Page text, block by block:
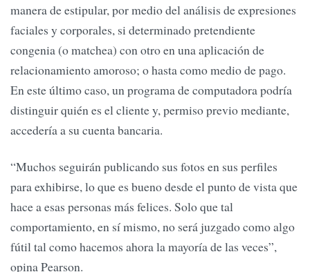
manera de estipular, por medio del análisis de expresiones
faciales y corporales, si determinado pretendiente
congenia (o matchea) con otro en una aplicación de
relacionamiento amoroso; o hasta como medio de pago.
En este último caso, un programa de computadora podría
distinguir quién es el cliente y, permiso previo mediante,
accedería a su cuenta bancaria.
“Muchos seguirán publicando sus fotos en sus perfiles
para exhibirse, lo que es bueno desde el punto de vista que
hace a esas personas más felices. Solo que tal
comportamiento, en sí mismo, no será juzgado como algo
fútil tal como hacemos ahora la mayoría de las veces”,
opina Pearson.